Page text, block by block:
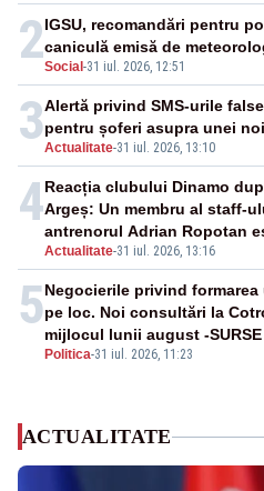
2Social -31 iul. 2026, 12:51
IGSU, recomandări pentru
caniculă emisă de
3Actualitate-31 iul. 2026, 13:10
Alertă privind SMS-urile
pentru șoferi asupra unei
4
Actualitate-31 iul. 2026, 13:16
Reacția clubului Dinamo
Argeș: Un membru al staff-
antrenorul Adrian Ropotan
5
Politica-31 iul. 2026, 11:23
Negocierile privind
pe loc. Noi consultări la
mijlocul lunii august -SURSE
ACTUALITATE